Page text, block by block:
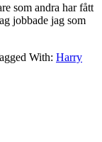
som andra har fått
jobbade jag som
With: Harry